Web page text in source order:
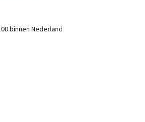
binnen Nederland